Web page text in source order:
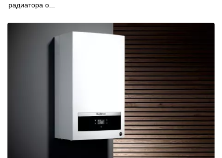
радиатора о...